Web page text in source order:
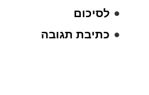
לסיכום
כתיבת תגובה